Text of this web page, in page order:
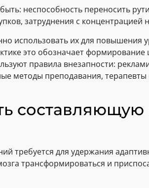
неспособность переносить
затруднения с концентрацией
использовать их для повышения
это обозначает
правила внезапности:
методы преподавания,
требуется для удержания
трансформироваться и